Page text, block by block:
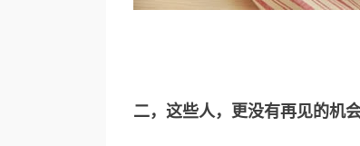
二，这些人，更没有再见的机